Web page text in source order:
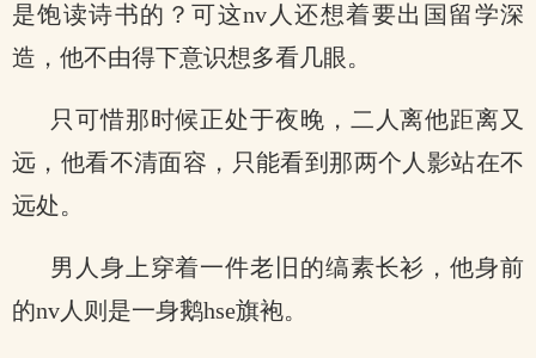
是饱读诗书的？可这nv人还想着要出国留学深
造，他不由得下意识想多看几眼。
只可惜那时候正处于夜晚，二人离他距离又
远，他看不清面容，只能看到那两个人影站在不
远处。
男人身上穿着一件老旧的缟素长衫，他身前
的nv人则是一身鹅hse旗袍。